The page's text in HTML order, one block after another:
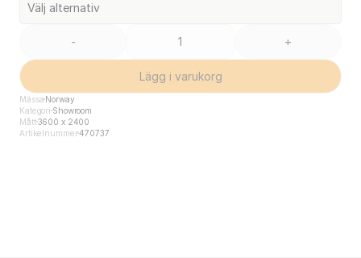
Välj alternativ
- +
Lägg i varukorg
Mässa Norway
Kategori Showroom
Mått3600 x 2400
Artikelnummer470737